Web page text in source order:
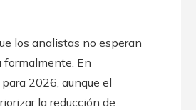
los analistas no esperan
formalmente. En
2026, aunque el
la reducción de